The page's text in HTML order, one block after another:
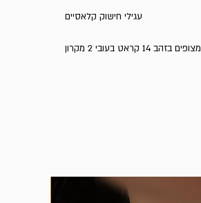
מצופים בזהב 14 קראט בעובי 2 מקרון